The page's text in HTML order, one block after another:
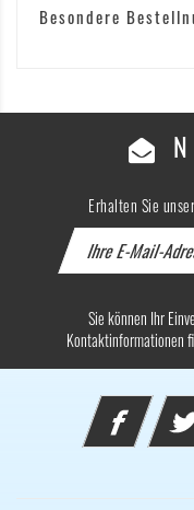
Besondere
Erhalten Sie
Sie können Ihr
Kontaktinformationen